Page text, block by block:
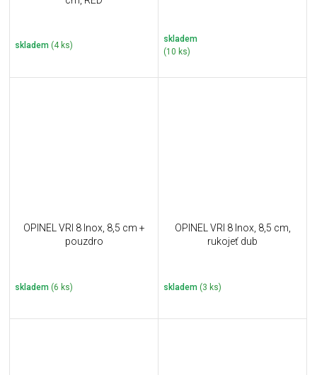
skladem (4 ks)
skladem
(10 ks)
OPINEL VRI 8 Inox, 8,5 cm +
pouzdro
skladem (6 ks)
OPINEL VRI 8 Inox, 8,5 cm,
rukojeť dub
skladem (3 ks)